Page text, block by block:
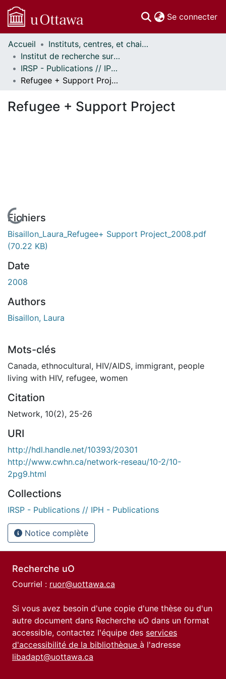
Se connecter
Communautés
et collections
Parcourir
Statistiques
À propos
Accueil
Instituts, centres, et chaires de recherche // Research Institutes, Centres, and Chairs
Institut de recherche sur la santé des populations // Institute of Population Health
IRSP - Publications // IPH - Publications
Refugee + Support Project
Refugee + Support Project
En cours de chargement...
Fichiers
Bisaillon_Laura_Refugee+ Support Project_2008.pdf
(70.22 KB)
Date
2008
Authors
Bisaillon, Laura
Mots-clés
Canada, ethnocultural, HIV/AIDS, immigrant, people
living with HIV, refugee, women
Citation
Network, 10(2), 25-26
URI
http://hdl.handle.net/10393/20301
http://www.cwhn.ca/network-reseau/10-2/10-
2pg9.html
Collections
IRSP - Publications // IPH - Publications
Notice complète
Recherche uO
Courriel : ruor@uottawa.ca
Si vous avez besoin d'une copie d'une thèse ou d'un
autre document dans Recherche uO dans un format
accessible, contactez l'équipe des services
d'accessibilité de la bibliothèque à l'adresse
libadapt@uottawa.ca